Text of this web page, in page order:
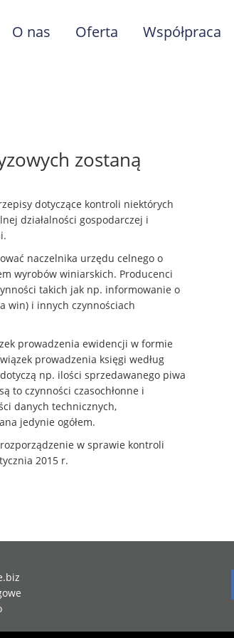
O nas Oferta Współpraca
zostaną
dotyczące kontroli niektórych
działalności gospodarczej i
naczelnika urzędu celnego o
wyrobów winiarskich. Producenci
takich jak np. informowanie o
win) i innych czynnościach
prowadzenia ewidencji w formie
prowadzenia księgi według
np. ilości sprzedawanego piwa
to czynności czasochłonne i
danych technicznych,
jedynie ogółem.
w sprawie kontroli
2015 r.